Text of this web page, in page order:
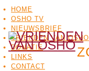
HOME
OSHO TV
NIEUWSBRIEF
VRIENDEN VAN OSHO
DONATIE
LINKS
CONTACT